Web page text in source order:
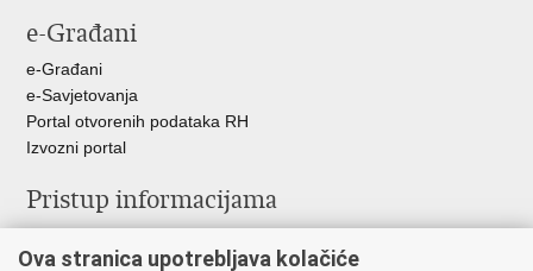
FacebookuTwitteru
e-Građani
e-Građani
e-Savjetovanja
Portal otvorenih podataka RH
Izvozni portal
Pristup informacijama
Izjava o pristupačnosti
Ova stranica upotrebljava kolačiće